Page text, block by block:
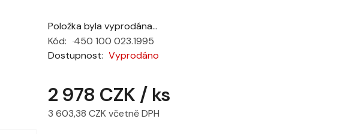
Položka byla vyprodána…
Dostupnost Vyprodáno
Kód: 450 100 023.1995
2 978 CZK / ks
3 603,38 CZK včetně DPH